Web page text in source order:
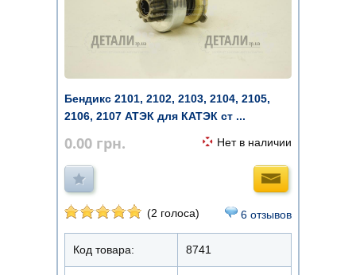
Бендикс 2101, 2102, 2103, 2104, 2105,
2106, 2107 АТЭК для КАТЭК ст ...
0.00 грн. Нет в наличии
(2 голоса) 6 отзывов
Код товара: 8741